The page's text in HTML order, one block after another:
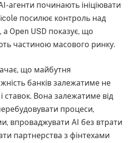
агенти починають ініціювати
посилює контроль над
Open USD показує, що
частиною масового ринку.
що майбутня
банків залежатиме не
ставок. Вона залежатиме від
процеси,
впроваджувати AI без втрати
партнерства з фінтехами